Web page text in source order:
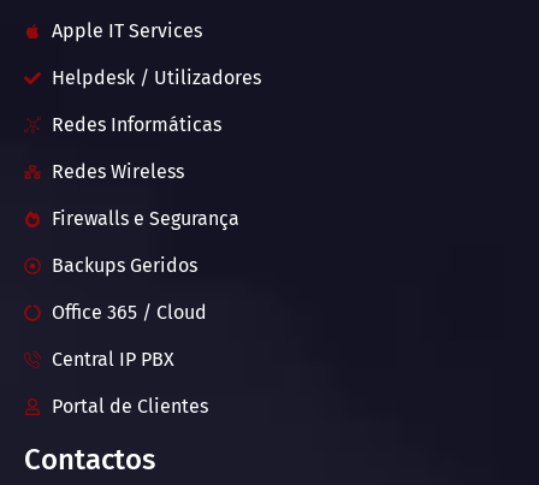
Apple IT Services
Helpdesk / Utilizadores
Redes Informáticas
Redes Wireless
Firewalls e Segurança
Backups Geridos
Office 365 / Cloud
Central IP PBX
Portal de Clientes
Contactos